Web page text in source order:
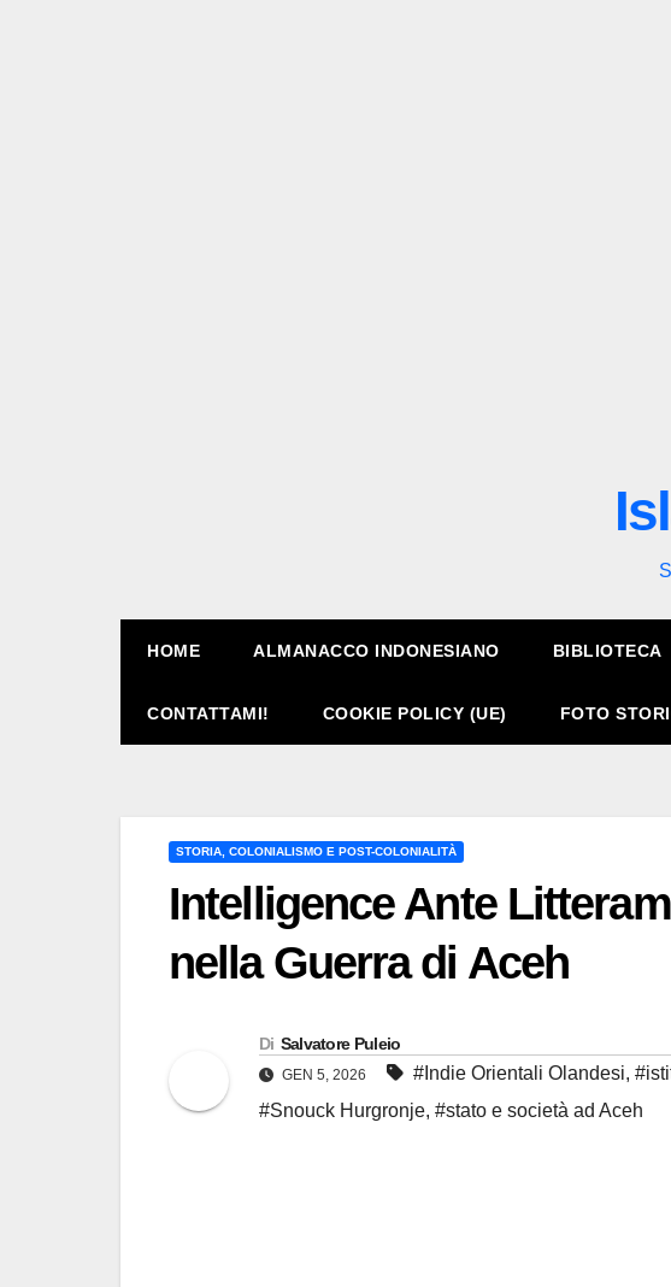
HOME ALMANACCO INDONESIANO BIBLIOTECA
CONTATTAMI! COOKIE POLICY (UE) FOTO
STORIA, COLONIALISMO E POST-COLONIALITÀ
Intelligence Ante
nella Guerra di Aceh
Di Salvatore Puleio
GEN 5, 2026 #Indie Orientali Olandesi,
#Snouck Hurgronje, #stato e società ad Aceh